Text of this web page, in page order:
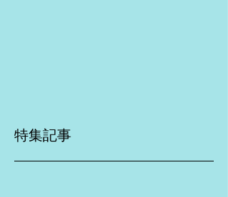
特集記事